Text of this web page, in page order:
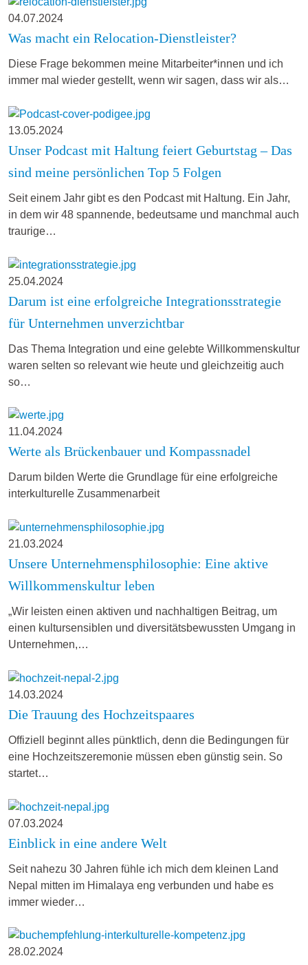
04.07.2024
Was macht ein Relocation-Dienstleister?
Diese Frage bekommen meine Mitarbeiter*innen und ich
immer mal wieder gestellt, wenn wir sagen, dass wir als…
13.05.2024
Unser Podcast mit Haltung feiert Geburtstag – Das
sind meine persönlichen Top 5 Folgen
Seit einem Jahr gibt es den Podcast mit Haltung. Ein Jahr,
in dem wir 48 spannende, bedeutsame und manchmal auch
traurige…
25.04.2024
Darum ist eine erfolgreiche Integrationsstrategie
für Unternehmen unverzichtbar
Das Thema Integration und eine gelebte Willkommenskultur
waren selten so relevant wie heute und gleichzeitig auch
so…
11.04.2024
Werte als Brückenbauer und Kompassnadel
Darum bilden Werte die Grundlage für eine erfolgreiche
interkulturelle Zusammenarbeit
21.03.2024
Unsere Unternehmensphilosophie: Eine aktive
Willkommenskultur leben
„Wir leisten einen aktiven und nachhaltigen Beitrag, um
einen kultursensiblen und diversitätsbewussten Umgang in
Unternehmen,…
14.03.2024
Die Trauung des Hochzeitspaares
Offiziell beginnt alles pünktlich, denn die Bedingungen für
eine Hochzeitszeremonie müssen eben günstig sein. So
startet…
07.03.2024
Einblick in eine andere Welt
Seit nahezu 30 Jahren fühle ich mich dem kleinen Land
Nepal mitten im Himalaya eng verbunden und habe es
immer wieder…
28.02.2024